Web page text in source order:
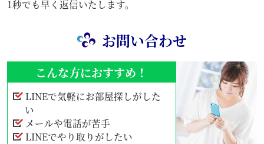
1秒でも早く返信いたします。
お問い合わせ
こんな方におすすめ！
LINEで気軽にお部屋探しがした
い
メールや電話が苦手
LINEでやり取りがしたい